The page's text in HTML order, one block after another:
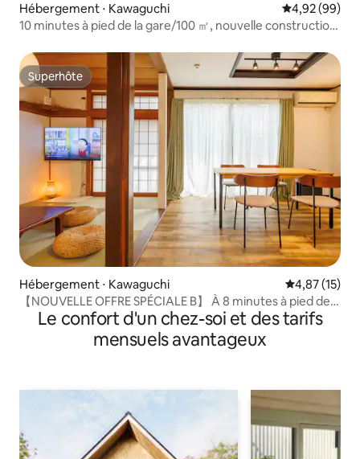
Hébergement ⋅ Kawaguchi Évaluation
4,92 (99)
10 minutes à pied de la gare/100 ㎡, nouvelle construction,
Superhôte
Superhôte
Hébergement ⋅ Kawaguchi Évaluation
4,87 (15)
【NOUVELLE OFFRE SPÉCIALE B】 À 8 minutes à pied de
la station de métro Kawaguchi, accès direct à la gare de
Tokyo, villa individuelle max 8 personnes -ST0397
Le confort d'un chez-soi et des tarifs
mensuels avantageux